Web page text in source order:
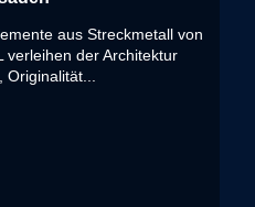
aus Streckmetall von
verleihen der Architektur